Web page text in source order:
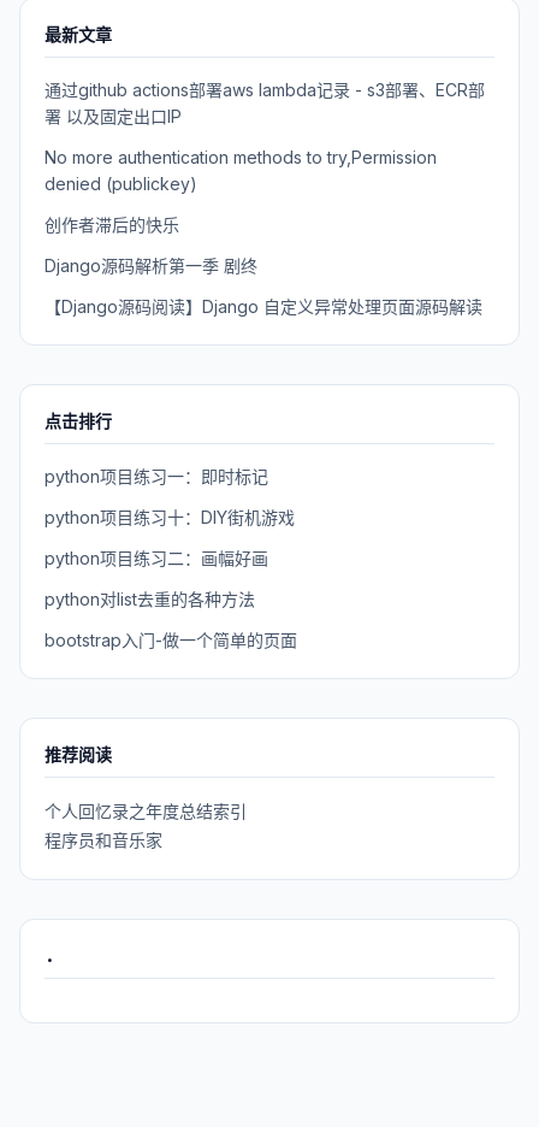
最新文章
通过github actions部署aws lambda记录 - s3部署、ECR部
署 以及固定出口IP
No more authentication methods to try,Permission
denied (publickey)
创作者滞后的快乐
Django源码解析第一季 剧终
【Django源码阅读】Django 自定义异常处理页面源码解读
点击排行
python项目练习一：即时标记
python项目练习十：DIY街机游戏
python项目练习二：画幅好画
python对list去重的各种方法
bootstrap入门-做一个简单的页面
推荐阅读
个人回忆录之年度总结索引
程序员和音乐家
.